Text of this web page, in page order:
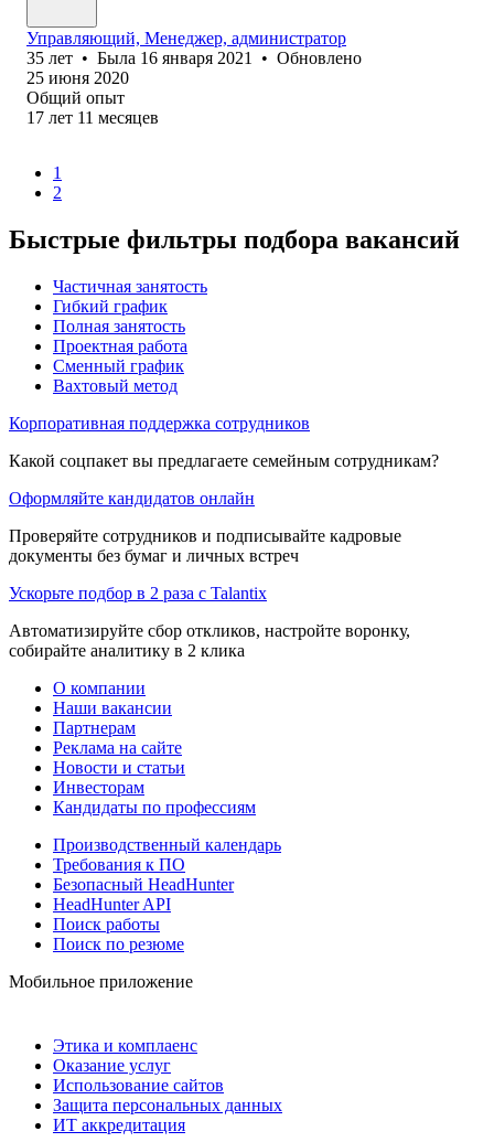
Управляющий, Менеджер, администратор
35 лет • Была 16 января 2021 • Обновлено
25 июня 2020
Общий опыт
17 лет 11 месяцев
1
2
Быстрые фильтры подбора вакансий
Частичная занятость
Гибкий график
Полная занятость
Проектная работа
Сменный график
Вахтовый метод
Корпоративная поддержка сотрудников
Какой соцпакет вы предлагаете семейным сотрудникам?
Оформляйте кандидатов онлайн
Проверяйте сотрудников и подписывайте кадровые
документы без бумаг и личных встреч
Ускорьте подбор в 2 раза с Talantix
Автоматизируйте сбор откликов, настройте воронку,
собирайте аналитику в 2 клика
О компании
Наши вакансии
Партнерам
Реклама на сайте
Новости и статьи
Инвесторам
Кандидаты по профессиям
Производственный календарь
Требования к ПО
Безопасный HeadHunter
HeadHunter API
Поиск работы
Поиск по резюме
Мобильное приложение
Этика и комплаенс
Оказание услуг
Использование сайтов
Защита персональных данных
ИТ аккредитация